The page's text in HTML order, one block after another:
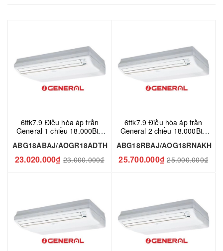
6ttk7.9 Điều hòa áp trần
General 1 chiều 18.000Btu
ABG18ABAJ/AOGR18ADTH
23.020.000₫ 23.000.000₫
6ttk7.9 Điều hòa áp trần
General 2 chiều 18.000Btu
ABG18RBAJ/AOG18RNAKH
25.700.000₫ 25.000.000₫